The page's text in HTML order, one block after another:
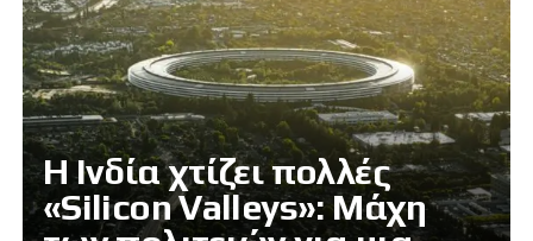
Η Ινδία χτίζει πολλές
«Silicon Valleys»: Μάχη